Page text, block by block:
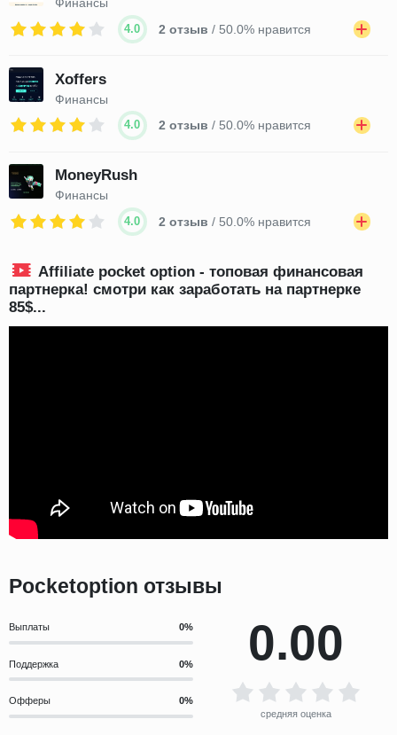
4.0 2 отзыв / 50.0% нравится
Xoffers
Финансы
4.0 2 отзыв / 50.0% нравится
MoneyRush
Финансы
4.0 2 отзыв / 50.0% нравится
Affiliate pocket option - топовая финансовая
партнерка! смотри как заработать на партнерке
85$...
Pocketoption отзывы
Выплаты
Поддержка
Офферы
0.00
средняя оценка